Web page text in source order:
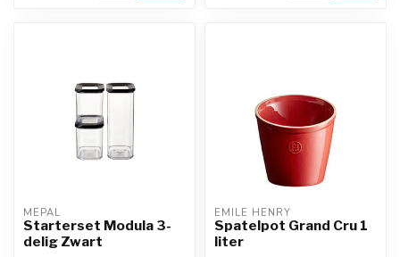
MEPAL
Starterset Modula 3-
delig Zwart
EMILE HENRY
Spatelpot Grand Cru 1
liter